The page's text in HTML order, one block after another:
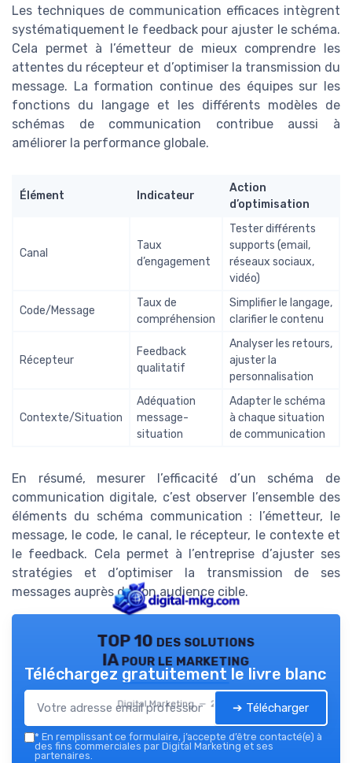
Les techniques de communication efficaces intègrent
systématiquement le feedback pour ajuster le schéma.
Cela permet à l’émetteur de mieux comprendre les
attentes du récepteur et d’optimiser la transmission du
message. La formation continue des équipes sur les
fonctions du langage et les différents modèles de
schémas de communication contribue aussi à
améliorer la performance globale.
Élément Indicateur
Action
d’optimisation
Canal
Taux
d’engagement
Tester différents
supports (email,
réseaux sociaux,
vidéo)
Code/Message
Taux de
compréhension
Simplifier le langage,
clarifier le contenu
Récepteur
Feedback
qualitatif
Analyser les retours,
ajuster la
personnalisation
Contexte/Situation
Adéquation
message-
situation
Adapter le schéma
à chaque situation
de communication
En résumé, mesurer l’efficacité d’un schéma de
communication digitale, c’est observer l’ensemble des
éléments du schéma communication : l’émetteur, le
message, le code, le canal, le récepteur, le contexte et
le feedback. Cela permet à l’entreprise d’ajuster ses
stratégies et d’optimiser la transmission de ses
messages auprès de son audience cible.
TOP 10 des solutions
IA pour le marketing
Digital Marketing — 2026
Téléchargez gratuitement le livre blanc
➔ Télécharger
* En remplissant ce formulaire, j’accepte d’être contacté(e) à
des fins commerciales par Digital Marketing et ses
partenaires.